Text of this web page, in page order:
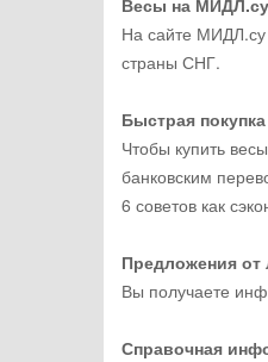
Весы на МИДЛ.су
На сайте МИДЛ.су
страны СНГ.
Быстрая покупка
Чтобы купить
банковским
6 советов как
Предложения
Вы получаете
Справочная